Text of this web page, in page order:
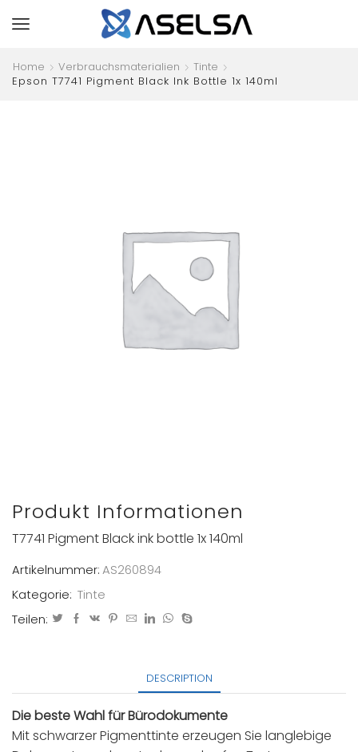
Home Verbrauchsmaterialien
Tinte
Epson T7741 Pigment Black Ink Bottle 1x 140ml
Produkt Informationen
T7741 Pigment Black ink bottle 1x 140ml
Artikelnummer:AS260894
Kategorie: Tinte
Teilen:
DESCRIPTION
Die beste Wahl für Bürodokumente
Mit schwarzer Pigmenttinte erzeugen Sie langlebige